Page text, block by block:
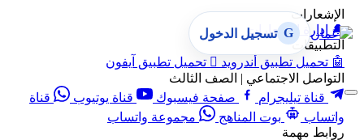
الإشعارات
🔔 إدارة الإشعارات
التطبيقات
🤖 تحميل تطبيق أندرويد  تحميل تطبيق آيفون
التواصل الاجتماعي | الصف الثالث
قناة تيليجرام
صفحة فيسبوك قناة يوتيوب
قناة
واتساب
بوت المناهج
مجموعة واتساب
روابط مهمة
G تسجيل الدخول